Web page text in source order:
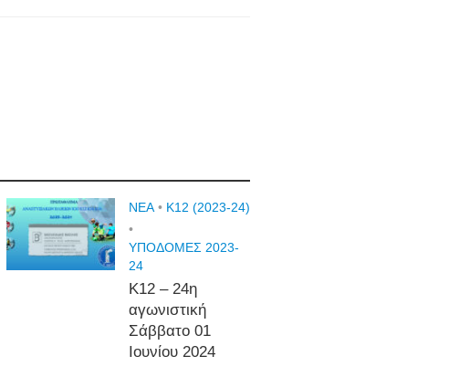
NEA • Κ12 (2023-24)
•
ΥΠΟΔΟΜΕΣ 2023-
24
Κ12 – 24η
αγωνιστική
Σάββατο 01
Ιουνίου 2024